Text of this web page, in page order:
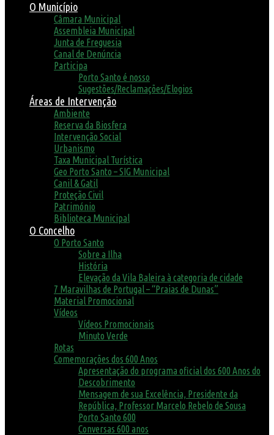
O Município
Câmara Municipal
Assembleia Municipal
Junta de Freguesia
Canal de Denúncia
Participa
Porto Santo é nosso
Sugestões/Reclamações/Elogios
Áreas de Intervenção
Ambiente
Reserva da Biosfera
Intervenção Social
Urbanismo
Taxa Municipal Turística
Geo Porto Santo – SIG Municipal
Canil & Gatil
Proteção Civil
Património
Biblioteca Municipal
O Concelho
O Porto Santo
Sobre a Ilha
História
Elevação da Vila Baleira à categoria de cidade
7 Maravilhas de Portugal – “Praias de Dunas”
Material Promocional
Vídeos
Vídeos Promocionais
Minuto Verde
Rotas
Comemorações dos 600 Anos
Apresentação do programa oficial dos 600 Anos do
Descobrimento
Mensagem de sua Excelência, Presidente da
República, Professor Marcelo Rebelo de Sousa
Porto Santo 600
Conversas 600 anos